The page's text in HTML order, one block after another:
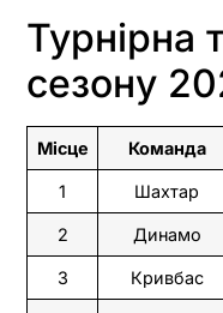
Турнірна
сезону
Місце Команда
1 Шахтар
2 Динамо
3 Кривбас